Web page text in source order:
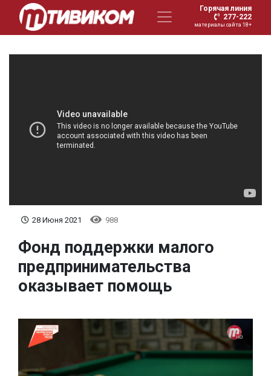
Горячая линия
277-222
материалы сайта 18+
28 Июня 2021 988
Фонд поддержки малого
предпринимательства
оказывает помощь